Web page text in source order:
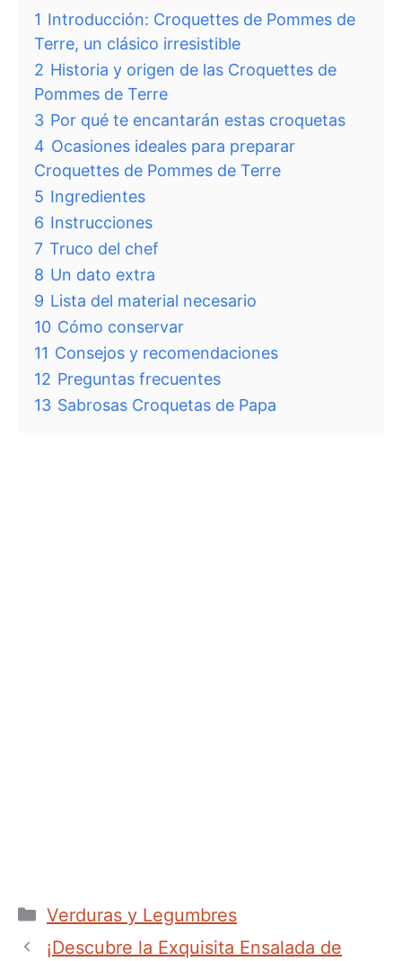
1 Introducción: Croquettes de Pommes de
Terre, un clásico irresistible
2 Historia y origen de las Croquettes de
Pommes de Terre
3 Por qué te encantarán estas croquetas
4 Ocasiones ideales para preparar
Croquettes de Pommes de Terre
5 Ingredientes
6 Instrucciones
7 Truco del chef
8 Un dato extra
9 Lista del material necesario
10 Cómo conservar
11 Consejos y recomendaciones
12 Preguntas frecuentes
13 Sabrosas Croquetas de Papa
Categorías
Verduras y Legumbres
¡Descubre la Exquisita Ensalada de